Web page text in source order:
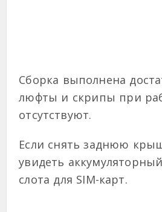
Сборка выполнена
люфты и скрипы при
отсутствуют.
Если снять заднюю
увидеть
слота для SIM-карт.